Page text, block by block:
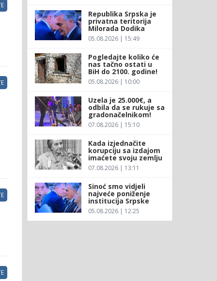
Republika Srpska je
privatna teritorija
Milorada Dodika
05.08.2026 | 15:49
Pogledajte koliko će
nas tačno ostati u
BiH do 2100. godine!
05.08.2026 | 10:00
Uzela je 25.000€, a
odbila da se rukuje sa
gradonačelnikom!
07.08.2026 | 15:10
Kada izjednačite
korupciju sa izdajom
imaćete svoju zemlju
07.08.2026 | 13:11
Sinoć smo vidjeli
najveće poniženje
institucija Srpske
05.08.2026 | 12:25